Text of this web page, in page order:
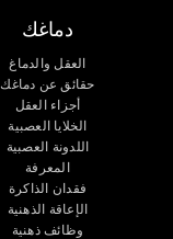
دماغك
العقل والدماغ
حقائق عن دماغك
أجزاء العقل
الخلايا العصبية
اللدونة العصبية
المعرفة
فقدان الذاكرة
الإعاقة الذهنية
وظائف ذهنية